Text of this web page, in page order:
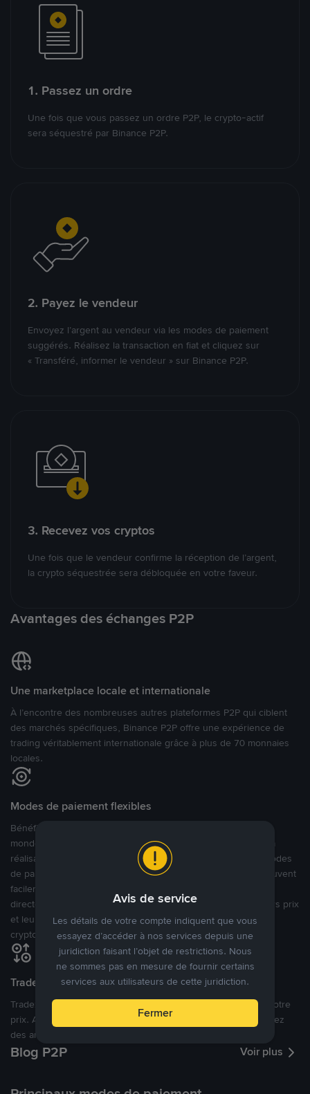
1. Passez un ordre
Une fois que vous passez un ordre P2P, le crypto-actif
sera séquestré par Binance P2P.
2. Payez le vendeur
Envoyez l’argent au vendeur via les modes de paiement
suggérés. Réalisez la transaction en fiat et cliquez sur
« Transféré, informer le vendeur » sur Binance P2P.
3. Recevez vos cryptos
Une fois que le vendeur confirme la réception de l’argent,
la crypto séquestrée sera débloquée en votre faveur.
Avantages des échanges P2P
Une marketplace locale et internationale
À l’encontre des nombreuses autres plateformes P2P qui ciblent
des marchés spécifiques, Binance P2P offre une expérience de
trading véritablement internationale grâce à plus de 70 monnaies
locales.
Modes de paiement flexibles
Bénéficiant de la confiance de millions d’utilisateurs dans le
monde, Binance P2P fournit une plateforme sécurisée pour la
réalisation de trades en cryptomonnaies dans plus de 800 modes
de paiement et plus de 100 monnaies fiat. Les utilisateurs peuvent
facilement acheter, vendre et trader des cryptomonnaies
directement avec d’autres utilisateurs, tout en définissant leurs prix
et leurs modes de paiement préférés sur une Marketplace de
cryptomonnaies ouverte.
Tradez à des prix avantageux pour vous
Tradez des cryptos en étant libres d’acheter et de vendre à votre
prix. Achetez ou vendez à partir des offres existantes, ou créez
des annonces commerciales pour fixer vos propres prix.
Blog P2P Voir plus
Avis de service
Les détails de votre compte indiquent que vous
essayez d’accéder à nos services depuis une
juridiction faisant l’objet de restrictions. Nous
ne sommes pas en mesure de fournir certains
services aux utilisateurs de cette juridiction.
Fermer